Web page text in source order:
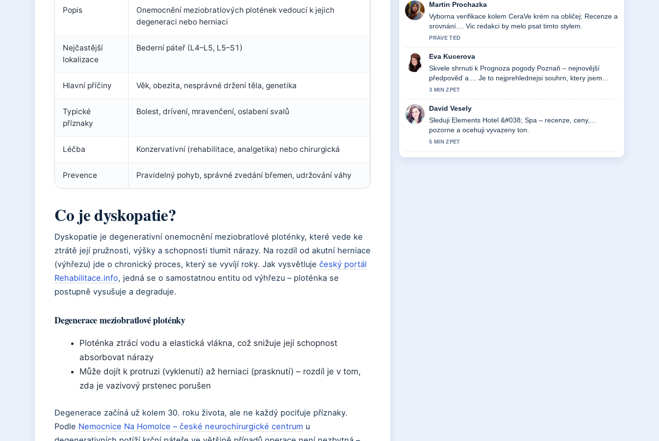
Popis
Onemocnění meziobratlových plotének vedoucí k jejich
degeneraci nebo herniaci
Nejčastější
lokalizace
Bederní páteř (L4–L5, L5–S1)
Hlavní příčiny Věk, obezita, nesprávné držení těla, genetika
Typické
příznaky
Bolest, drívení, mravenčení, oslabení svalů
Léčba Konzervativní (rehabilitace, analgetika) nebo chirurgická
Prevence Pravidelný pohyb, správné zvedání břemen, udržování váhy
Co je dyskopatie?
Dyskopatie je degenerativní onemocnění meziobratlové ploténky, které vede ke
ztrátě její pružnosti, výšky a schopnosti tlumit nárazy. Na rozdíl od akutní herniace
(výhřezu) jde o chronický proces, který se vyvíjí roky. Jak vysvětluje český portál
Rehabilitace.info, jedná se o samostatnou entitu od výhřezu – ploténka se
postupně vysušuje a degraduje.
Degenerace meziobratlové ploténky
Ploténka ztrácí vodu a elastická vlákna, což snižuje její schopnost
absorbovat nárazy
Může dojít k protruzi (vyklenutí) až herniaci (prasknutí) – rozdíl je v tom,
zda je vazivový prstenec porušen
Degenerace začíná už kolem 30. roku života, ale ne každý pociťuje příznaky.
Podle Nemocnice Na Homolce – české neurochirurgické centrum u
Martin Prochazka
Vyborna verifikace kolem CeraVe krém na obličej: Recenze a
srovnání.... Vic redakci by melo psat timto stylem.
PRAVE TED
Eva Kucerova
Skvele shrnuti k Prognoza pogody Poznaň – nejnovější
předpověď a.... Je to nejprehlednejsi souhrn, ktery jsem
dnes videl.
3 MIN ZPET
David Vesely
Sleduji Elements Hotel &#038; Spa – recenze, ceny,...
pozorne a ocehuji vyvazeny ton.
5 MIN ZPET